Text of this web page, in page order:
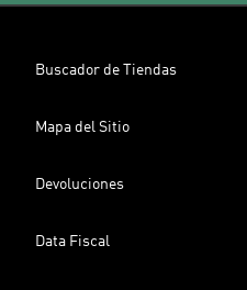
Buscador de Tiendas
Mapa del Sitio
Devoluciones
Data Fiscal